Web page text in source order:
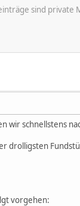
sind
wir schnellstens
drolligsten
vorgehen: